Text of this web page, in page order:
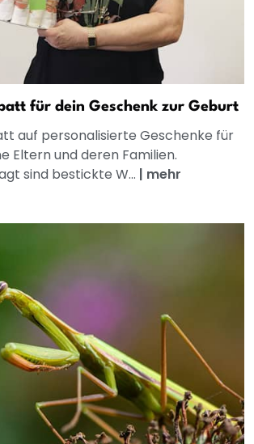
für dein Geschenk zur Geburt
auf personalisierte Geschenke für
Eltern und deren Familien.
sind bestickte W... | mehr